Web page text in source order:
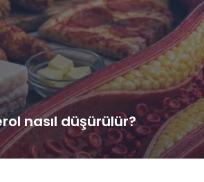
nasıl düşürülür?